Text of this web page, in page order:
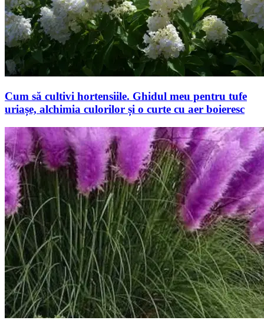
Cum să cultivi hortensiile. Ghidul meu pentru tufe
uriașe, alchimia culorilor și o curte cu aer boieresc